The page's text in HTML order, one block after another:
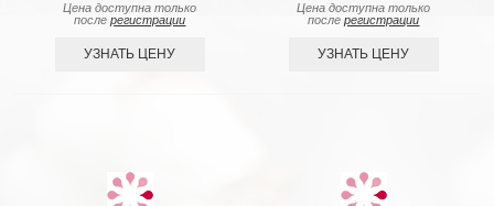
Цена доступна только
послерегистрации
УЗНАТЬ ЦЕНУ
Цена доступна только
послерегистрации
УЗНАТЬ ЦЕНУ